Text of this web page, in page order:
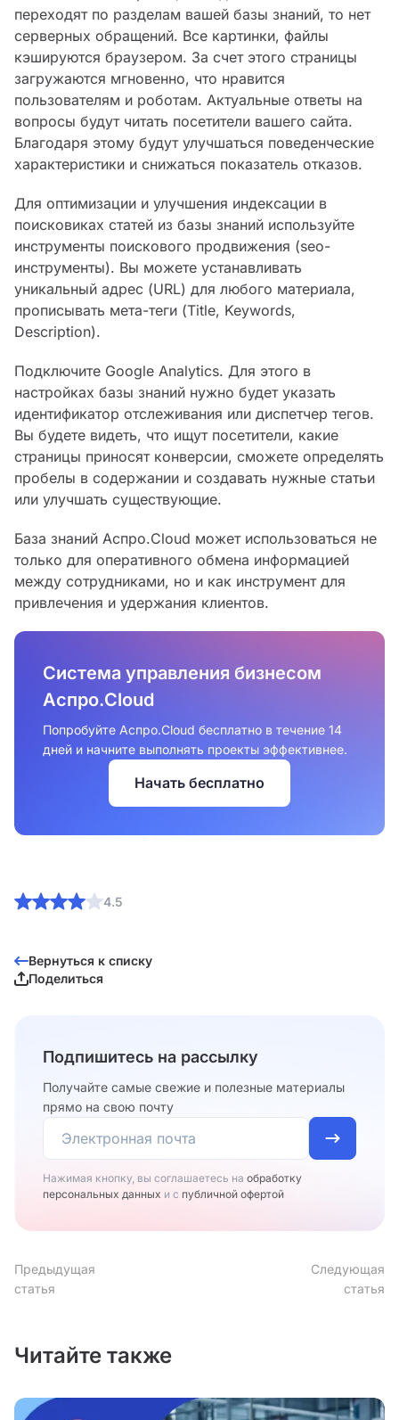
переходят по разделам вашей базы знаний, то нет
серверных обращений. Все картинки, файлы
кэшируются браузером. За счет этого страницы
загружаются мгновенно, что нравится
пользователям и роботам. Актуальные ответы на
вопросы будут читать посетители вашего сайта.
Благодаря этому будут улучшаться поведенческие
характеристики и снижаться показатель отказов.
Для оптимизации и улучшения индексации в
поисковиках статей из базы знаний используйте
инструменты поискового продвижения (seo-
инструменты). Вы можете устанавливать
уникальный адрес (URL) для любого материала,
прописывать мета-теги (Title, Keywords,
Description).
Подключите Google Analytics. Для этого в
настройках базы знаний нужно будет указать
идентификатор отслеживания или диспетчер тегов.
Вы будете видеть, что ищут посетители, какие
страницы приносят конверсии, сможете определять
пробелы в содержании и создавать нужные статьи
или улучшать существующие.
База знаний Аспро.Cloud может использоваться не
только для оперативного обмена информацией
между сотрудниками, но и как инструмент для
привлечения и удержания клиентов.
Система управления бизнесом
Аспро.Cloud
Попробуйте Аспро.Cloud бесплатно в течение 14
дней и начните выполнять проекты эффективнее.
Начать бесплатно
4.5
Вернуться к списку
Поделиться
Подпишитесь на рассылку
Получайте самые свежие и полезные материалы
прямо на свою почту
Нажимая кнопку, вы соглашаетесь на обработку
персональных данных и с публичной офертой
Предыдущая
статья
Следующая
статья
Читайте также